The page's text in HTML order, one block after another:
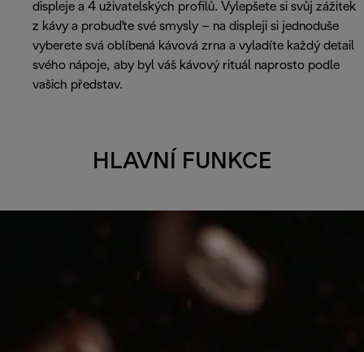
displeje a 4 uživatelských profilů. Vylepšete si svůj zážitek
z kávy a probuďte své smysly – na displeji si jednoduše
vyberete svá oblíbená kávová zrna a vyladíte každý detail
svého nápoje, aby byl váš kávový rituál naprosto podle
vašich představ.
HLAVNÍ FUNKCE